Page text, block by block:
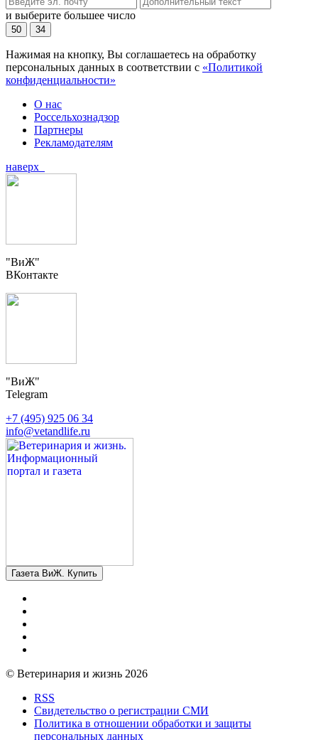
и выберите большее число
50 34
Нажимая на кнопку, Вы соглашаетесь на обработку
персональных данных в соответствии с «Политикой
конфиденциальности»
О нас
Россельхознадзор
Партнеры
Рекламодателям
наверх
"ВиЖ"
ВКонтакте
"ВиЖ"
Telegram
+7 (495) 925 06 34
info@vetandlife.ru
Газета ВиЖ. Купить
© Ветеринария и жизнь 2026
RSS
Свидетельство о регистрации СМИ
Политика в отношении обработки и защиты
персональных данных